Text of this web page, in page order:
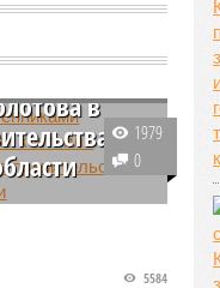
в
1979
0
5584